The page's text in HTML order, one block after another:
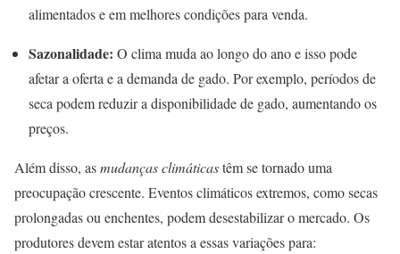
alimentados e em melhores condições para venda.
Sazonalidade: O clima muda ao longo do ano e isso pode
afetar a oferta e a demanda de gado. Por exemplo, períodos de
seca podem reduzir a disponibilidade de gado, aumentando os
preços.
Além disso, asmudanças climáticastêm se tornado uma
preocupação crescente. Eventos climáticos extremos, como secas
prolongadas ou enchentes, podem desestabilizar o mercado. Os
produtores devem estar atentos a essas variações para: